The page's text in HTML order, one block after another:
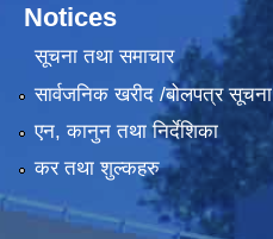
Notices
सूचना तथा समाचार
सार्वजनिक खरीद /बोलपत्र सूचना
एन, कानुन तथा निर्देशिका
कर तथा शुल्कहरु